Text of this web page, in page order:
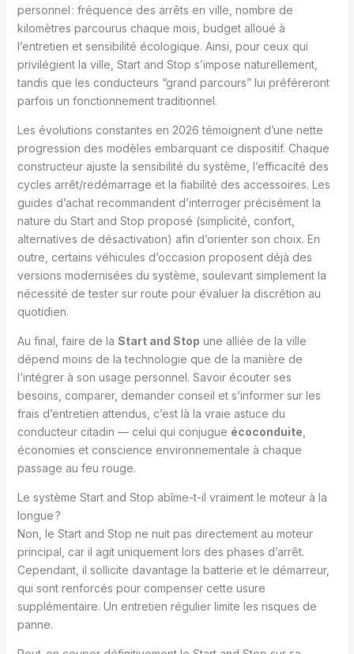
personnel : fréquence des arrêts en ville, nombre de
kilomètres parcourus chaque mois, budget alloué à
l’entretien et sensibilité écologique. Ainsi, pour ceux qui
privilégient la ville, Start and Stop s’impose naturellement,
tandis que les conducteurs “grand parcours” lui préféreront
parfois un fonctionnement traditionnel.
Les évolutions constantes en 2026 témoignent d’une nette
progression des modèles embarquant ce dispositif. Chaque
constructeur ajuste la sensibilité du système, l’efficacité des
cycles arrêt/redémarrage et la fiabilité des accessoires. Les
guides d’achat recommandent d’interroger précisément la
nature du Start and Stop proposé (simplicité, confort,
alternatives de désactivation) afin d’orienter son choix. En
outre, certains véhicules d’occasion proposent déjà des
versions modernisées du système, soulevant simplement la
nécessité de tester sur route pour évaluer la discrétion au
quotidien.
Au final, faire de la Start and Stop une alliée de la ville
dépend moins de la technologie que de la manière de
l’intégrer à son usage personnel. Savoir écouter ses
besoins, comparer, demander conseil et s’informer sur les
frais d’entretien attendus, c’est là la vraie astuce du
conducteur citadin — celui qui conjugue écoconduite
économies et conscience environnementale à chaque
passage au feu rouge.
Le système Start and Stop abîme-t-il vraiment le moteur à la
longue ?
Non, le Start and Stop ne nuit pas directement au moteur
principal, car il agit uniquement lors des phases d’arrêt.
Cependant, il sollicite davantage la batterie et le démarreur,
qui sont renforcés pour compenser cette usure
supplémentaire. Un entretien régulier limite les risques de
panne.